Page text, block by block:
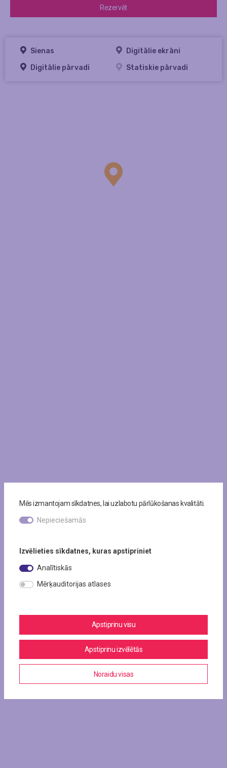
Rezervēt
Sienas
Digitālie ekrāni
Digitālie pārvadi
Statiskie pārvadi
Mēs izmantojam sīkdatnes, lai uzlabotu pārlūkošanas kvalitāti.
Nepieciešamās
Izvēlieties sīkdatnes, kuras apstipriniet
Analītiskās
Mērķauditorijas atlases
Apstiprinu visu
Apstiprinu izvēlētās
Noraidu visas